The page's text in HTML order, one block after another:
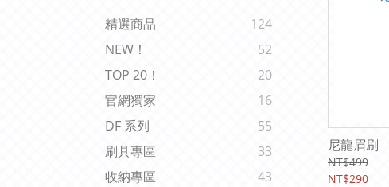
精選商品
124
NEW！
52
TOP 20！
20
官網獨家
16
DF 系列
55
刷具專區
33
收納專區
43
尼龍眉刷
NT$499
NT$290